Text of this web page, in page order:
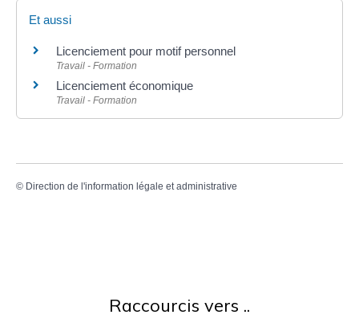
Et aussi
Licenciement pour motif personnel
Travail - Formation
Licenciement économique
Travail - Formation
© Direction de l'information légale et administrative
Raccourcis vers ..